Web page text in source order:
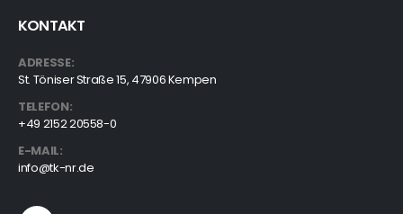
KONTAKT
ADRESSE:
St. Töniser Straße 15, 47906 Kempen
TELEFON:
+49 2152 20558-0
E-MAIL:
info@tk-nr.de